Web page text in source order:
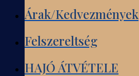
Árak/Kedvezmények
Felszereltség
HAJÓ ÁTVÉTELE